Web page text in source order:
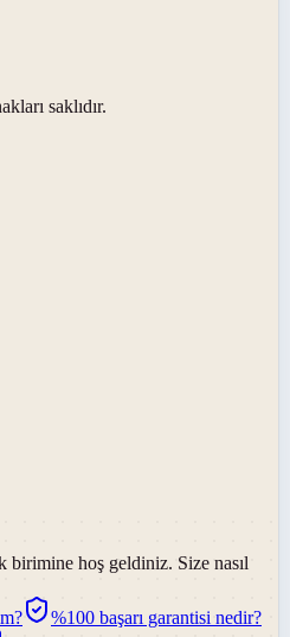
saklıdır.
birimine hoş geldiniz. Size nasıl
%100 başarı garantisi nedir?